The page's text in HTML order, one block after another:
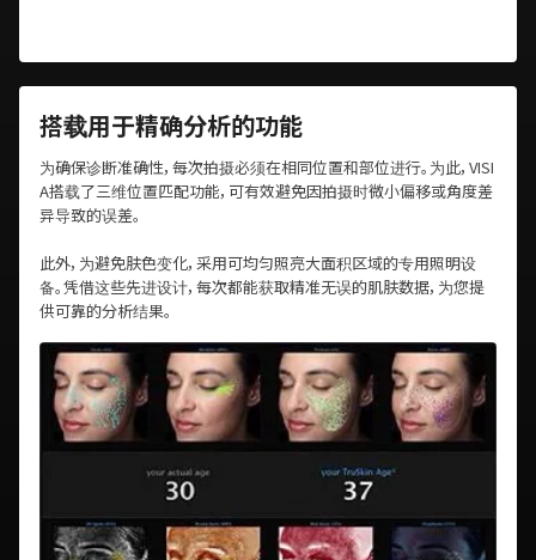
搭载用于精确分析的功能
为确保诊断准确性，每次拍摄必须在相同位置和部位进行。为此，VISI
A搭载了三维位置匹配功能，可有效避免因拍摄时微小偏移或角度差
异导致的误差。
此外，为避免肤色变化，采用可均匀照亮大面积区域的专用照明设
备。凭借这些先进设计，每次都能获取精准无误的肌肤数据，为您提
供可靠的分析结果。